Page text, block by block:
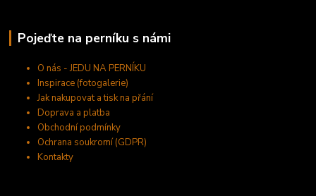
Pojeďte na perníku s námi
O nás - JEDU NA PERNÍKU
Inspirace (fotogalerie)
Jak nakupovat a tisk na přání
Doprava a platba
Obchodní podmínky
Ochrana soukromí (GDPR)
Kontakty